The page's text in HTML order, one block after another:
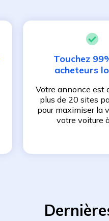
Touchez
acheteurs
Votre annonce est
plus de 20 sites
pour maximiser la
votre voiture